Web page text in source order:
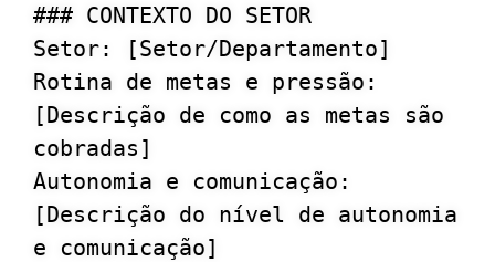
### CONTEXTO DO SETOR
Setor: [Setor/Departamento]
Rotina de metas e pressão:
[Descrição de como as metas são
cobradas]
Autonomia e comunicação:
[Descrição do nível de autonomia
e comunicação]